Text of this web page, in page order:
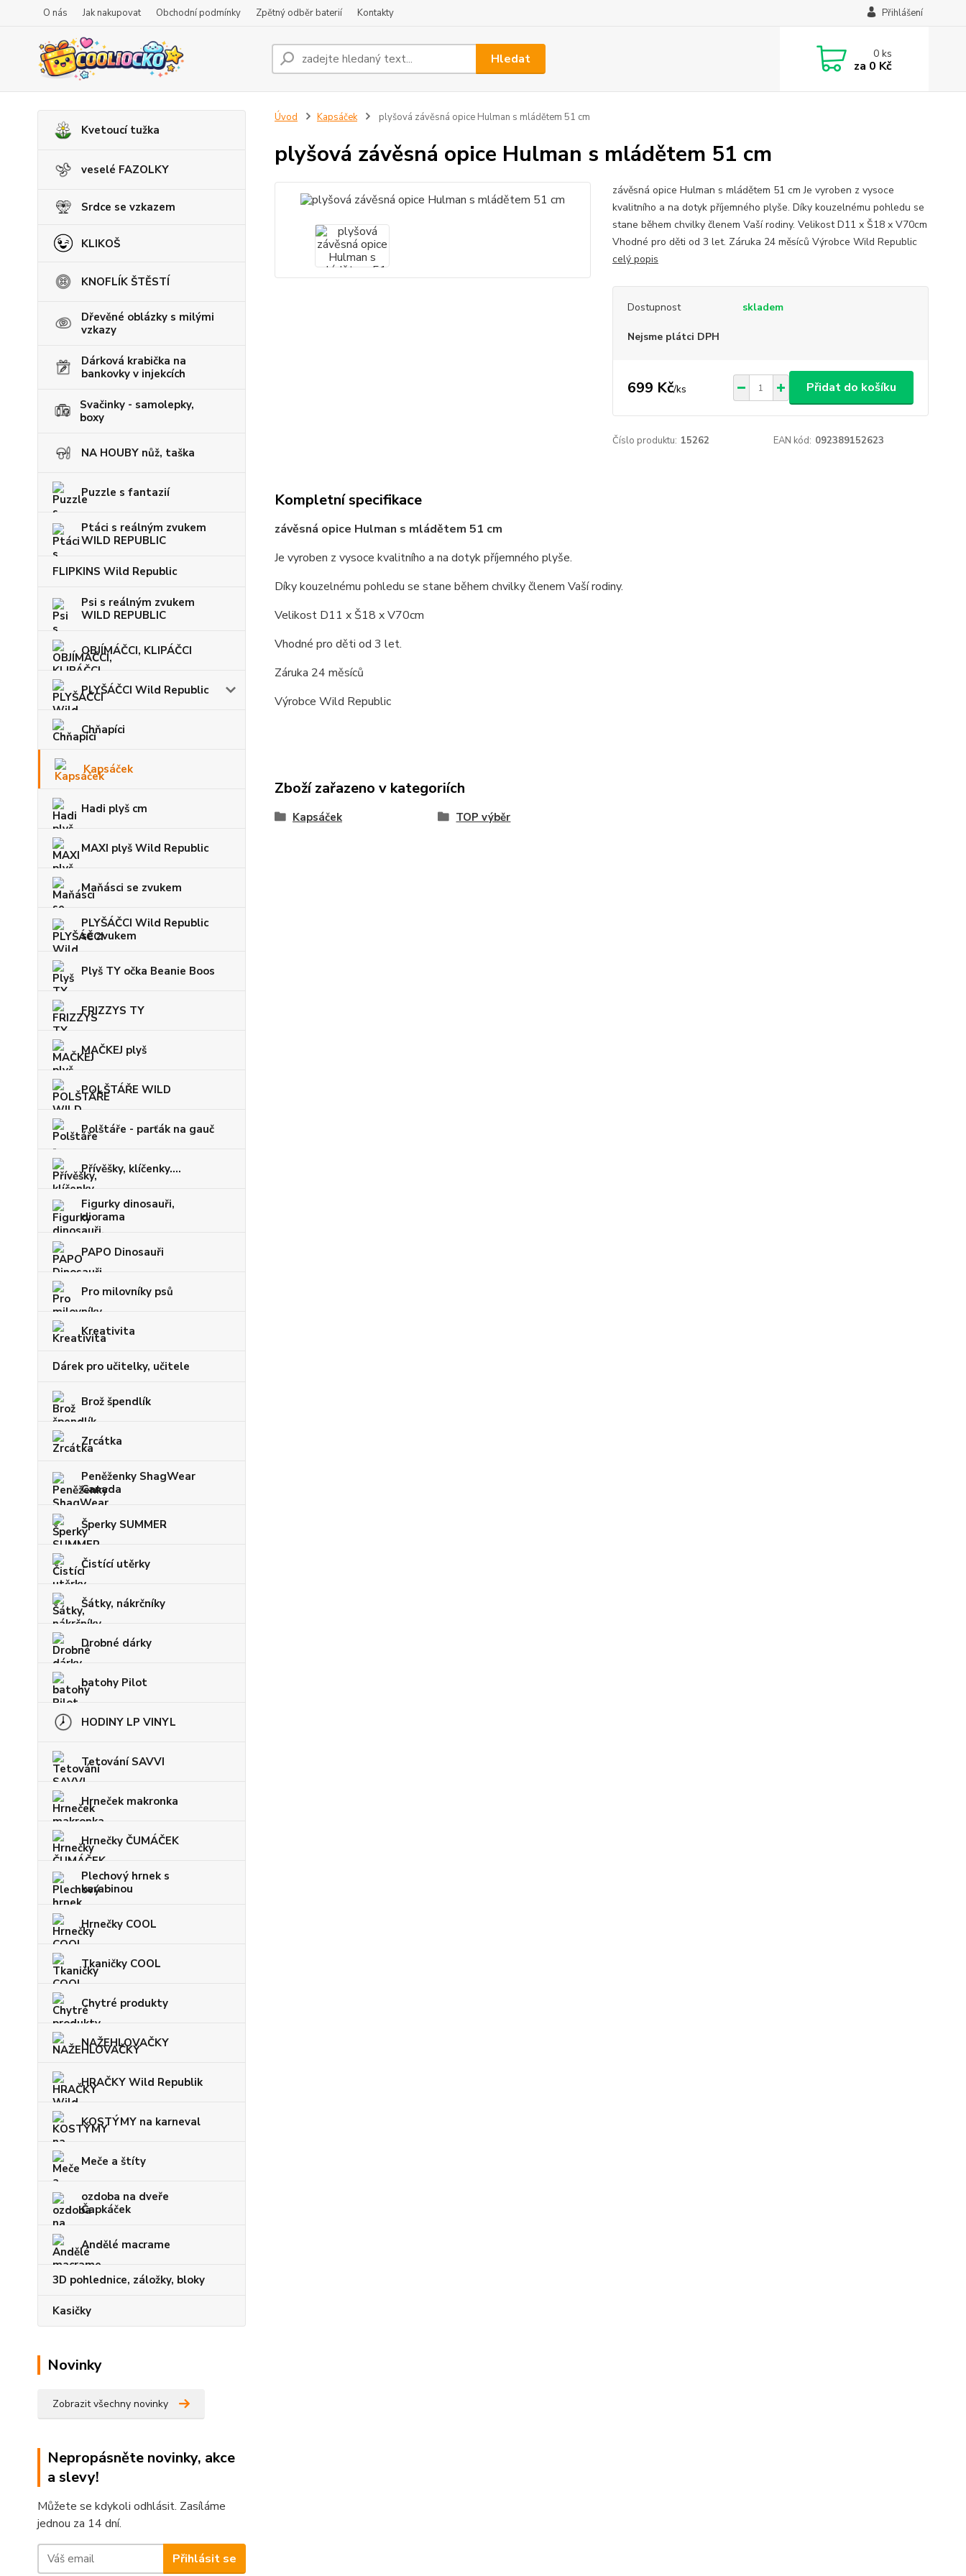
O nás Jak nakupovat Obchodní podmínky Zpětný odběr baterií Kontakty Přihlášení
Hledat 0ks
za 0 Kč
Kvetoucí tužka
veselé FAZOLKY
Srdce se vzkazem
KLIKOŠ
KNOFLÍK ŠTĚSTÍ
Dřevěné oblázky s milými
vzkazy
Dárková krabička na
bankovky v injekcích
Svačinky - samolepky,
boxy
NA HOUBY nůž, taška
Puzzle s fantazií
Ptáci s reálným zvukem
WILD REPUBLIC
FLIPKINS Wild Republic
Psi s reálným zvukem
WILD REPUBLIC
OBJÍMÁČCI, KLIPÁČCI
PLYŠÁČCI Wild Republic
Chňapíci
Kapsáček
Hadi plyš cm
MAXI plyš Wild Republic
Maňásci se zvukem
PLYŠÁČCI Wild Republic
se zvukem
Plyš TY očka Beanie Boos
FRIZZYS TY
MAČKEJ plyš
POLŠTÁŘE WILD
Polštáře - parťák na gauč
Přívěšky, klíčenky....
Figurky dinosauři,
diorama
PAPO Dinosauři
Pro milovníky psů
Kreativita
Dárek pro učitelky, učitele
Brož špendlík
Zrcátka
Peněženky ShagWear
Canada
Šperky SUMMER
Čistící utěrky
Šátky, nákrčníky
Drobné dárky
batohy Pilot
HODINY LP VINYL
Tetování SAVVI
Hrneček makronka
Hrnečky ČUMÁČEK
Plechový hrnek s
karabinou
Hrnečky COOL
Tkaničky COOL
Chytré produkty
NAŽEHLOVAČKY
HRAČKY Wild Republik
KOSTÝMY na karneval
Meče a štíty
ozdoba na dveře
Čapkáček
Andělé macrame
3D pohlednice, záložky, bloky
Kasičky
Novinky
Zobrazit všechny novinky
Nepropásněte novinky, akce
a slevy!
Můžete se kdykoli odhlásit. Zasíláme
jednou za 14 dní.
Přihlásit se
Úvod Kapsáček plyšová závěsná opice Hulman s mládětem 51 cm
plyšová závěsná opice Hulman s mládětem 51 cm
závěsná opice Hulman s mládětem 51 cm Je vyroben z vysoce
kvalitního a na dotyk příjemného plyše. Díky kouzelnému pohledu se
stane během chvilky členem Vaší rodiny. Velikost D11 x Š18 x V70cm
Vhodné pro děti od 3 let. Záruka 24 měsíců Výrobce Wild Republic
celý popis
Dostupnost skladem
Nejsme plátci DPH
699 Kč/ks Přidat do košíku
Číslo produktu: 15262 EAN kód: 092389152623
Kompletní specifikace
závěsná opice Hulman s mládětem 51 cm
Je vyroben z vysoce kvalitního a na dotyk příjemného plyše.
Díky kouzelnému pohledu se stane během chvilky členem Vaší rodiny.
Velikost D11 x Š18 x V70cm
Vhodné pro děti od 3 let.
Záruka 24 měsíců
Výrobce Wild Republic
Zboží zařazeno v kategoriích
Kapsáček TOP výběr